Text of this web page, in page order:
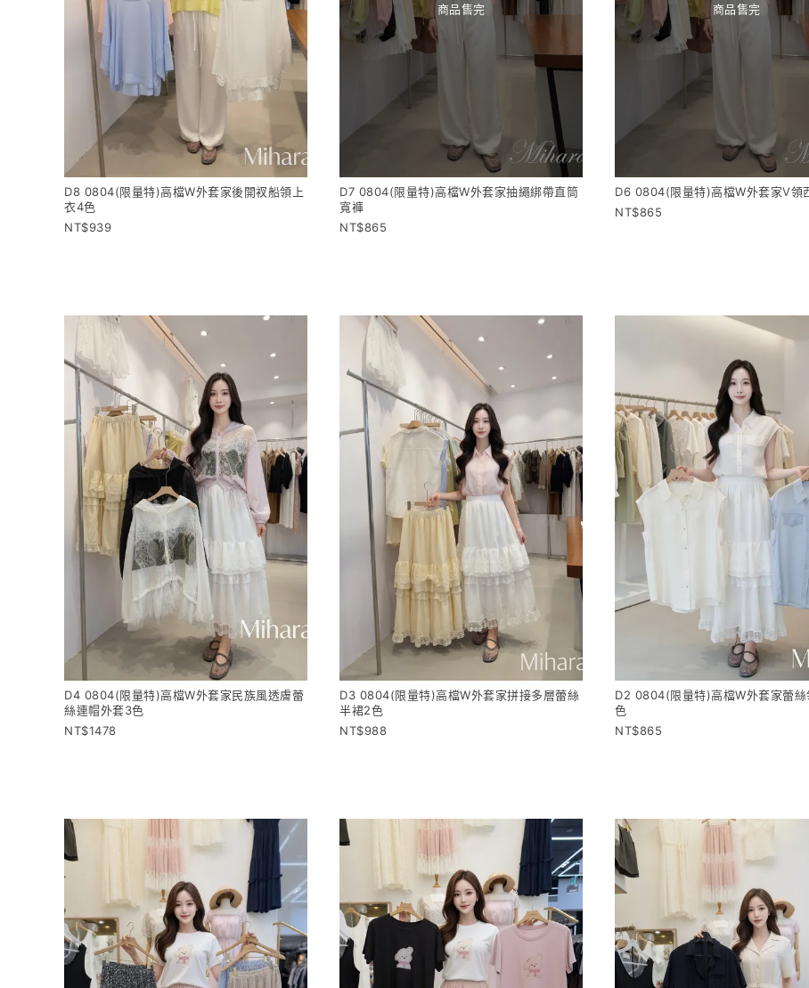
D8 0804(限量特)高檔W外套家後開衩船領上
衣4色
939
商品售完
D7 0804(限量特)高檔W外套家抽繩綁帶直筒
寬褲
865
商品售完
D6 0804(限量特)高檔W外套家V領
865
D4 0804(限量特)高檔W外套家民族風透膚蕾
絲連帽外套3色
1478
D3 0804(限量特)高檔W外套家拼接多層蕾絲
半裙2色
988
D2 0804(限量特)高檔W外套家蕾
色
865